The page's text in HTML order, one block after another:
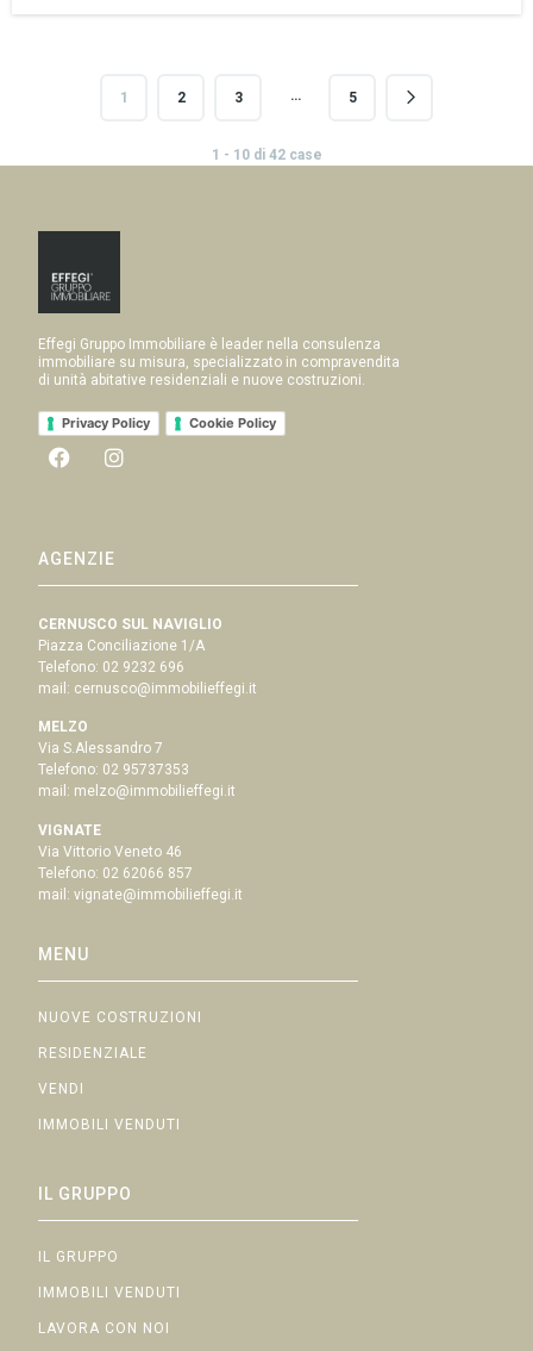
1 2 3 … 5
1 - 10 di 42 case
Effegi Gruppo Immobiliare è leader nella consulenza
immobiliare su misura, specializzato in compravendita
di unità abitative residenziali e nuove costruzioni.
Privacy Policy Cookie Policy
AGENZIE
CERNUSCO SUL NAVIGLIO
Piazza Conciliazione 1/A
Telefono: 02 9232 696
mail: cernusco@immobilieffegi.it
MELZO
Via S.Alessandro 7
Telefono: 02 95737353
mail: melzo@immobilieffegi.it
VIGNATE
Via Vittorio Veneto 46
Telefono: 02 62066 857
mail:vignate@immobilieffegi.it
MENU
NUOVE COSTRUZIONI
RESIDENZIALE
VENDI
IMMOBILI VENDUTI
IL GRUPPO
IL GRUPPO
IMMOBILI VENDUTI
LAVORA CON NOI